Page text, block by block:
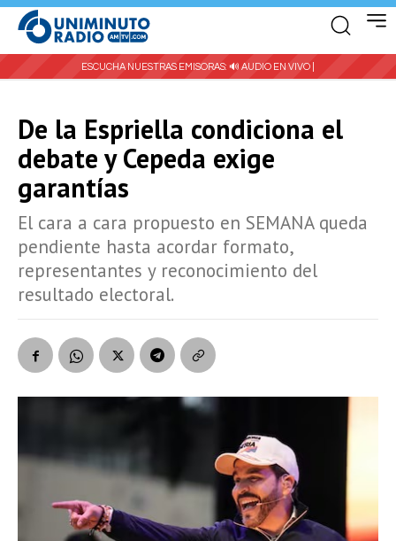
ESCUCHA NUESTRAS EMISORAS: 🔊 AUDIO EN VIVO |
De la Espriella condiciona el
debate y Cepeda exige
garantías
El cara a cara propuesto en SEMANA queda
pendiente hasta acordar formato,
representantes y reconocimiento del
resultado electoral.